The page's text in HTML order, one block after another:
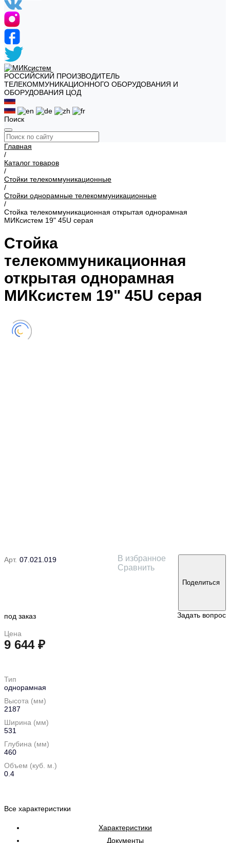
РОССИЙСКИЙ ПРОИЗВОДИТЕЛЬ
ТЕЛЕКОММУНИКАЦИОННОГО ОБОРУДОВАНИЯ И
ОБОРУДОВАНИЯ ЦОД
Поиск
Главная
/
Каталог товаров
/
Стойки телекоммуникационные
/
Стойки однорамные телекоммуникационные
/
Стойка телекоммуникационная открытая однорамная
МИКсистем 19" 45U серая
Стойка
телекоммуникационная
открытая однорамная
МИКсистем 19" 45U серая
Арт. 07.021.019
В избранное
Сравнить
Поделиться
под заказ Задать вопрос
Цена
9 644 ₽
Тип
однорамная
Высота (мм)
2187
Ширина (мм)
531
Глубина (мм)
460
Объем (куб. м.)
0.4
Все характеристики
Характеристики
Документы